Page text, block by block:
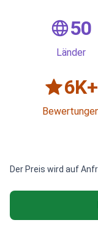
50
Länder
6K+
Der Preis wird auf